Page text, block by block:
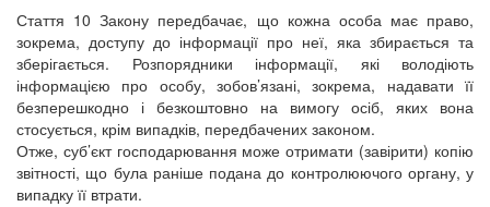
Стаття 10 Закону передбачає, що кожна особа має право,
зокрема, доступу до інформації про неї, яка збирається та
зберігається. Розпорядники інформації, які володіють
інформацією про особу, зобов’язані, зокрема, надавати її
безперешкодно і безкоштовно на вимогу осіб, яких вона
стосується, крім випадків, передбачених законом.
Отже, суб’єкт господарювання може отримати (завірити) копію
звітності, що була раніше подана до контролюючого органу, у
випадку її втрати.